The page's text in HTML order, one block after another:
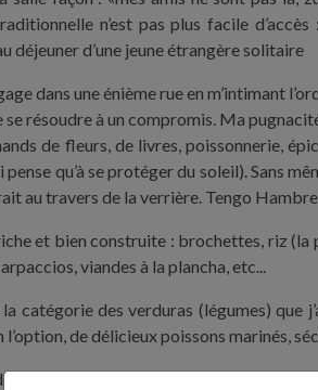
n’est pas plus facile
déjeuner d’une jeune étrangère solitaire
dans une énième rue en m’intimant
se résoudre à un compromis. Ma
de fleurs, de livres, poissonnerie,
pense qu’à se protéger du soleil). Sans
au travers de la verrière. Tengo Hambre
et bien construite : brochettes, riz (la
viandes à la plancha, etc...
catégorie des verduras (légumes) que
l’option, de délicieux poissons marinés,
comme je découvre la ville, sans